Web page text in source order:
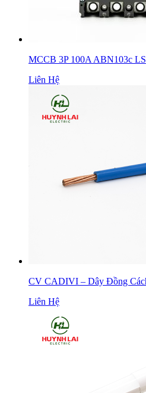
MCCB 3P 100A ABN103c LS
Liên Hệ
CV CADIVI – Dây Đồng
Liên Hệ